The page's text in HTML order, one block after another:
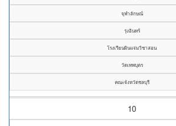
จุฬาลักษณ์
รุ่งอินทร์
โรงเรียนผินแจ่มวิชาสอน
วัดเทพบุตร
คณะจังหวัดชลบุรี
10